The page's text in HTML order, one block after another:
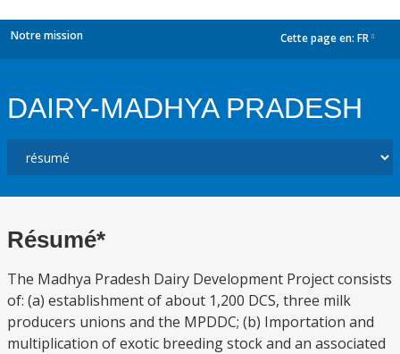
Notre mission Cette page en: FR
DAIRY-MADHYA PRADESH
Résumé*
The Madhya Pradesh Dairy Development Project consists
of: (a) establishment of about 1,200 DCS, three milk
producers unions and the MPDDC; (b) Importation and
multiplication of exotic breeding stock and an associated